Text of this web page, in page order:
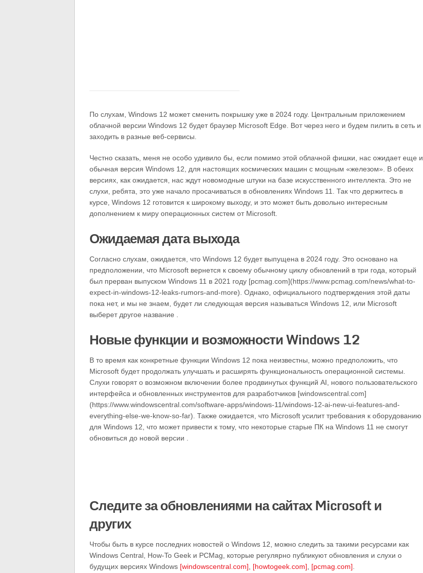
По слухам, Windows 12 может сменить покрышку уже в 2024 году. Центральным приложением
облачной версии Windows 12 будет браузер Microsoft Edge. Вот через него и будем пилить в сеть и
заходить в разные веб-сервисы.
Честно сказать, меня не особо удивило бы, если помимо этой облачной фишки, нас ожидает еще и
обычная версия Windows 12, для настоящих космических машин с мощным «железом». В обеих
версиях, как ожидается, нас ждут новомодные штуки на базе искусственного интеллекта. Это не
слухи, ребята, это уже начало просачиваться в обновлениях Windows 11. Так что держитесь в
курсе, Windows 12 готовится к широкому выходу, и это может быть довольно интересным
дополнением к миру операционных систем от Microsoft.
Ожидаемая дата выхода
Согласно слухам, ожидается, что Windows 12 будет выпущена в 2024 году. Это основано на
предположении, что Microsoft вернется к своему обычному циклу обновлений в три года, который
был прерван выпуском Windows 11 в 2021 году [pcmag.com](https://www.pcmag.com/news/what-to-
expect-in-windows-12-leaks-rumors-and-more). Однако, официального подтверждения этой даты
пока нет, и мы не знаем, будет ли следующая версия называться Windows 12, или Microsoft
выберет другое название .
Новые функции и возможности Windows 12
В то время как конкретные функции Windows 12 пока неизвестны, можно предположить, что
Microsoft будет продолжать улучшать и расширять функциональность операционной системы.
Слухи говорят о возможном включении более продвинутых функций AI, нового пользовательского
интерфейса и обновленных инструментов для разработчиков [windowscentral.com]
(https://www.windowscentral.com/software-apps/windows-11/windows-12-ai-new-ui-features-and-
everything-else-we-know-so-far). Также ожидается, что Microsoft усилит требования к оборудованию
для Windows 12, что может привести к тому, что некоторые старые ПК на Windows 11 не смогут
обновиться до новой версии .
Следите за обновлениями на сайтах Microsoft и
других
Чтобы быть в курсе последних новостей о Windows 12, можно следить за такими ресурсами как
Windows Central, How-To Geek и PCMag, которые регулярно публикуют обновления и слухи о
будущих версиях Windows [windowscentral.com], [howtogeek.com], [pcmag.com].